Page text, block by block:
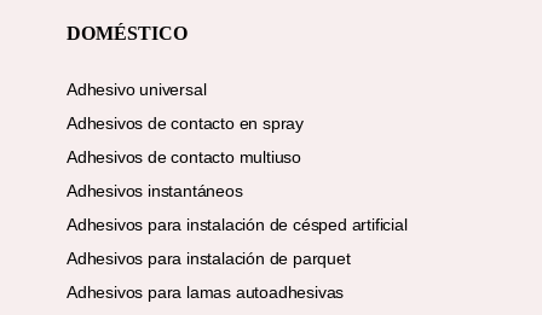
DOMÉSTICO
Adhesivo universal
Adhesivos de contacto en spray
Adhesivos de contacto multiuso
Adhesivos instantáneos
Adhesivos para instalación de césped artificial
Adhesivos para instalación de parquet
Adhesivos para lamas autoadhesivas